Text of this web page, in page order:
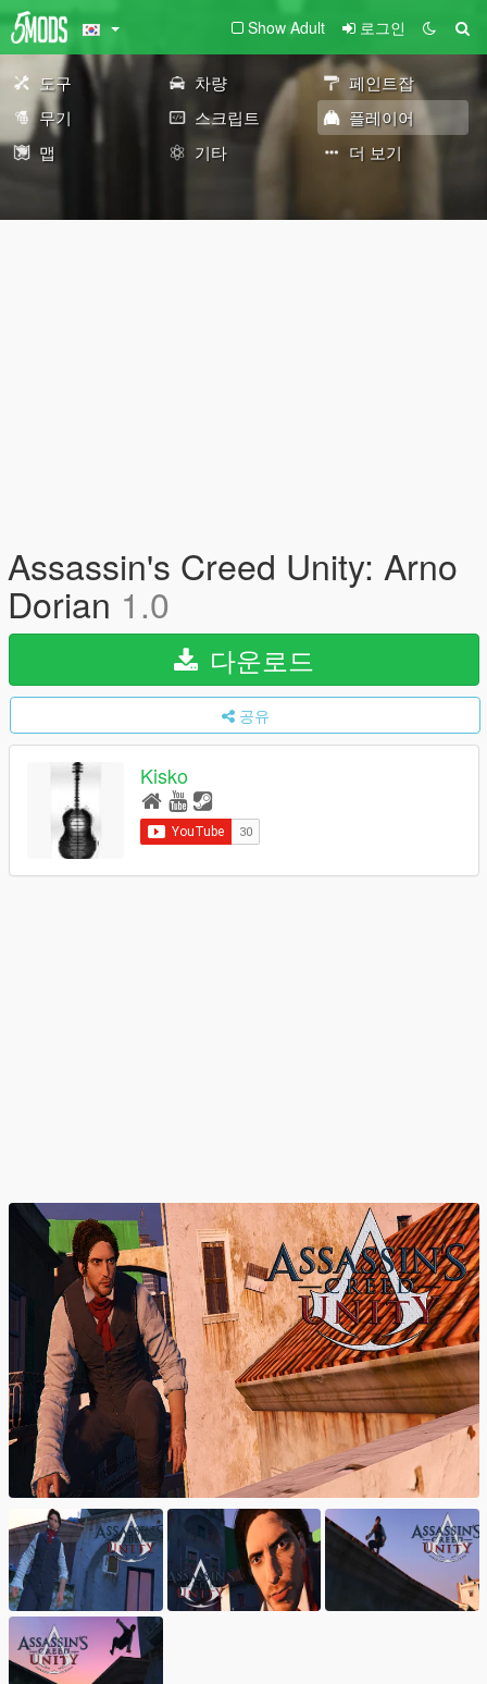
Show Adult 로그인
도구 차량
페인트잡
무기
스크립트
플레이어
맵
기타 더 보기
Assassin's Creed Unity: Arno
Dorian 1.0
다운로드
공유
Kisko